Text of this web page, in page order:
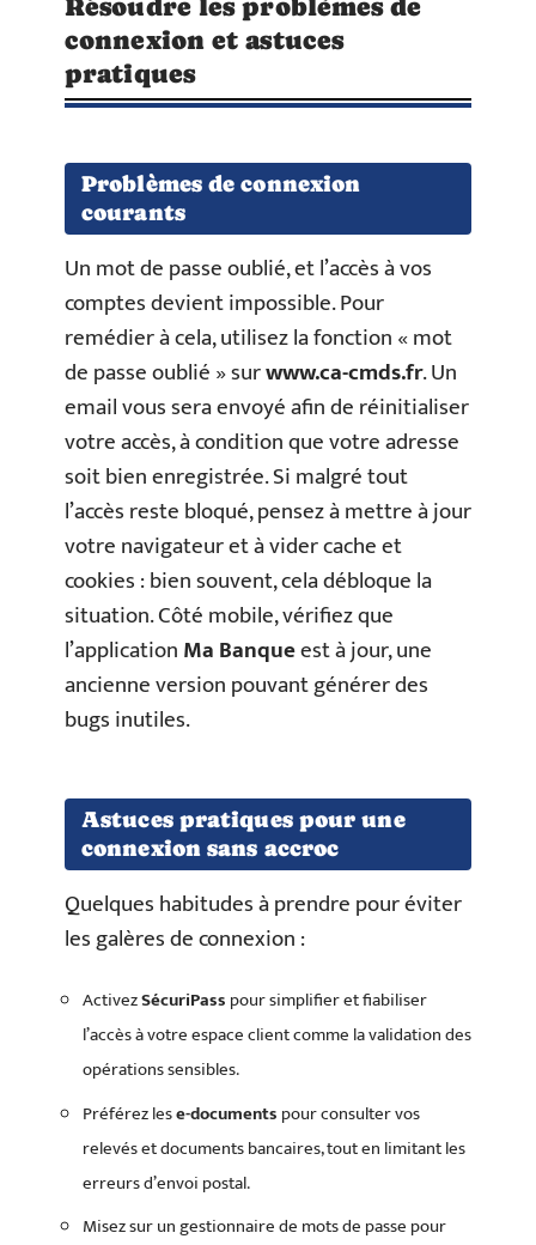
Résoudre les problèmes de
connexion et astuces
pratiques
Problèmes de connexion
courants
Un mot de passe oublié, et l’accès à vos
comptes devient impossible. Pour
remédier à cela, utilisez la fonction « mot
de passe oublié » surwww.ca-cmds.fr. Un
email vous sera envoyé afin de réinitialiser
votre accès, à condition que votre adresse
soit bien enregistrée. Si malgré tout
l’accès reste bloqué, pensez à mettre à jour
votre navigateur et à vider cache et
cookies : bien souvent, cela débloque la
situation. Côté mobile, vérifiez que
l’applicationMa Banqueest à jour, une
ancienne version pouvant générer des
bugs inutiles.
Astuces pratiques pour une
connexion sans accroc
Quelques habitudes à prendre pour éviter
les galères de connexion :
ActivezSécuriPass pour simplifier et fiabiliser
l’accès à votre espace client comme la validation des
opérations sensibles.
Préférez lese-documents pour consulter vos
relevés et documents bancaires, tout en limitant les
erreurs d’envoi postal.
Misez sur un gestionnaire de mots de passe pour